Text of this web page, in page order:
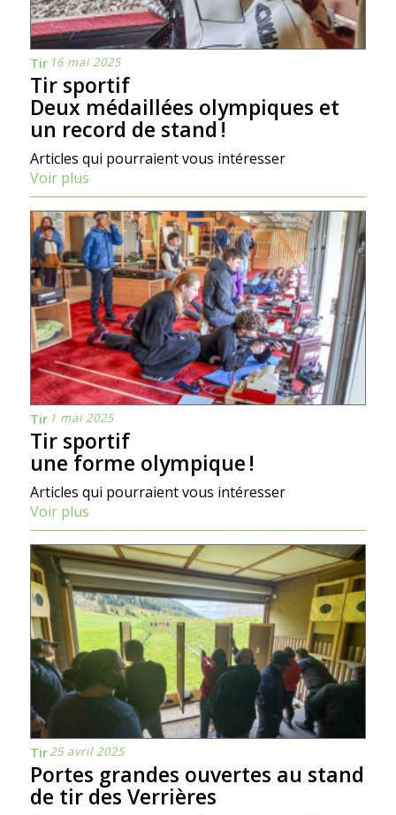
Tir 16 mai 2025
Tir sportif
Deux médaillées olympiques et
un record de stand !
Articles qui pourraient vous intéresser
Voir plus
Tir 1 mai 2025
Tir sportif
une forme olympique !
Articles qui pourraient vous intéresser
Voir plus
Tir25 avril 2025
Portes grandes ouvertes au stand
de tir des Verrières